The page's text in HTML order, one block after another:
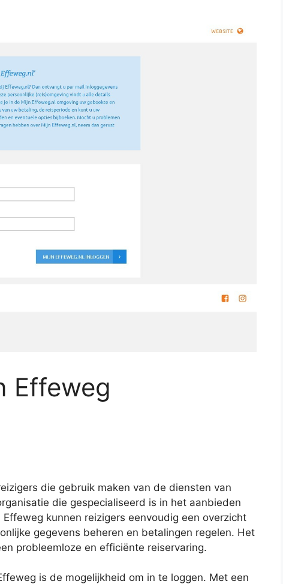
Effeweg
die gebruik maken van de diensten van
die gespecialiseerd is in het aanbieden
kunnen reizigers eenvoudig een overzicht
gegevens beheren en betalingen regelen. Het
probleemloze en efficiënte reiservaring.
is de mogelijkheid om in te loggen. Met een